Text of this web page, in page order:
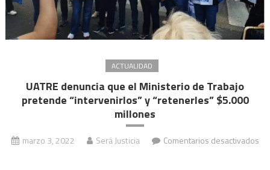
ACTUALIDAD
UATRE denuncia que el Ministerio de Trabajo
pretende “intervenirlos” y “retenerles” $5.000
millones
marzo 3, 2022 Será Justicia
Comentarios desactivados